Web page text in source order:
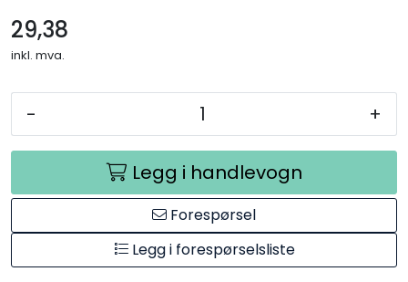
29,38
inkl. mva.
- +
Legg i handlevogn
Forespørsel
Legg i forespørselsliste